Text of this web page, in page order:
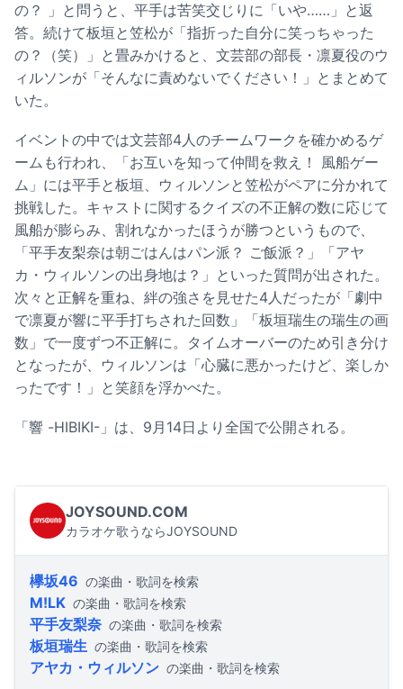
の？ 」と問うと、平手は苦笑交じりに「いや……」と返
答。続けて板垣と笠松が「指折った自分に笑っちゃった
の？（笑）」と畳みかけると、文芸部の部長・凛夏役のウ
ィルソンが「そんなに責めないでください！」とまとめて
いた。
イベントの中では文芸部4人のチームワークを確かめるゲ
ームも行われ、「お互いを知って仲間を救え！ 風船ゲー
ム」には平手と板垣、ウィルソンと笠松がペアに分かれて
挑戦した。キャストに関するクイズの不正解の数に応じて
風船が膨らみ、割れなかったほうが勝つというもので、
「平手友梨奈は朝ごはんはパン派？ ご飯派？」「アヤ
カ・ウィルソンの出身地は？」といった質問が出された。
次々と正解を重ね、絆の強さを見せた4人だったが「劇中
で凛夏が響に平手打ちされた回数」「板垣瑞生の瑞生の画
数」で一度ずつ不正解に。タイムオーバーのため引き分け
となったが、ウィルソンは「心臓に悪かったけど、楽しか
ったです！」と笑顔を浮かべた。
「響 -HIBIKI-」は、9月14日より全国で公開される。
JOYSOUND.COM
カラオケ歌うならJOYSOUND
欅坂46 の楽曲・歌詞を検索
M!LK の楽曲・歌詞を検索
平手友梨奈 の楽曲・歌詞を検索
板垣瑞生 の楽曲・歌詞を検索
アヤカ・ウィルソン の楽曲・歌詞を検索